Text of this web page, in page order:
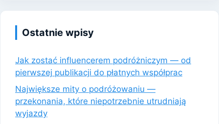
Ostatnie wpisy
Jak zostać influencerem podróżniczym — od
pierwszej publikacji do płatnych współprac
Największe mity o podróżowaniu —
przekonania, które niepotrzebnie utrudniają
wyjazdy